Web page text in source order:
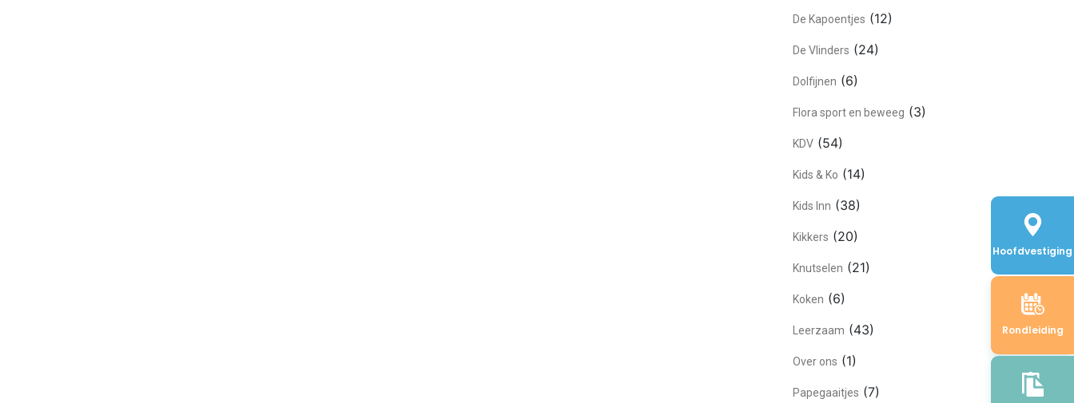
Hoofdvestiging
Rondleiding
De Kapoentjes (12)
De Vlinders (24)
Dolfijnen (6)
Flora sport en beweeg (3)
KDV (54)
Kids & Ko (14)
Kids Inn (38)
Kikkers (20)
Knutselen (21)
Koken (6)
Leerzaam (43)
Over ons (1)
Papegaaitjes (7)